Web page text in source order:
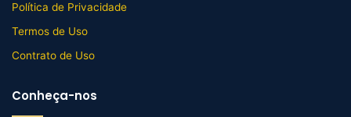
Política de Privacidade
Termos de Uso
Contrato de Uso
Conheça-nos